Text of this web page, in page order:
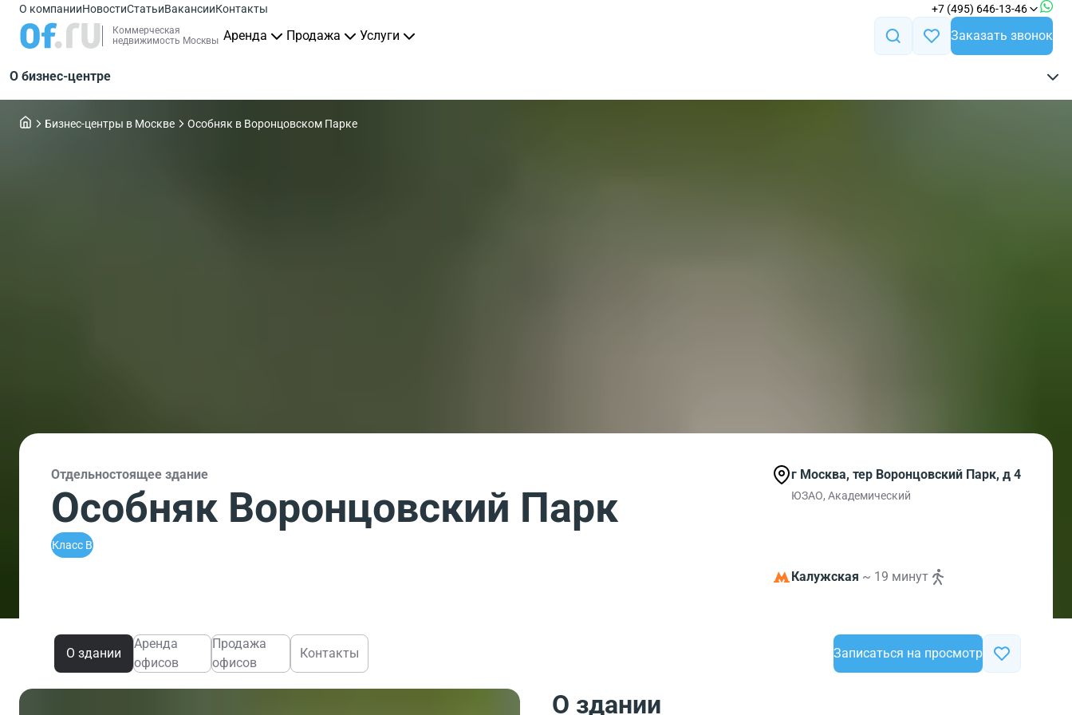
О компанииНовостиСтатьиВакансииКонтакты +7 (495) 646-13-46
Коммерческая
недвижимость Москвы Аренда Продажа Услуги Заказать звонок
О бизнес-центре
Бизнес-центры в Москве Особняк в Воронцовском Парке
Отдельностоящее здание
Особняк Воронцовский Парк
Класс B
г Москва, тер Воронцовский Парк, д 4
ЮЗАО, Академический
Калужская ~ 19 минут
О здании
Аренда
офисов
Продажа
офисов
Контакты Записаться на просмотр
О здании